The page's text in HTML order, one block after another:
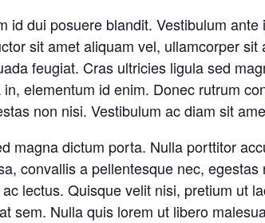
id dui posuere blandit. Vestibulum
sit amet aliquam vel, ullamcorper
feugiat. Cras ultricies ligula sed
elementum id enim. Donec rutrum
non nisi. Vestibulum ac diam sit
magna dictum porta. Nulla porttitor
convallis a pellentesque nec,
lectus. Quisque velit nisi, pretium ut
sem. Nulla quis lorem ut libero